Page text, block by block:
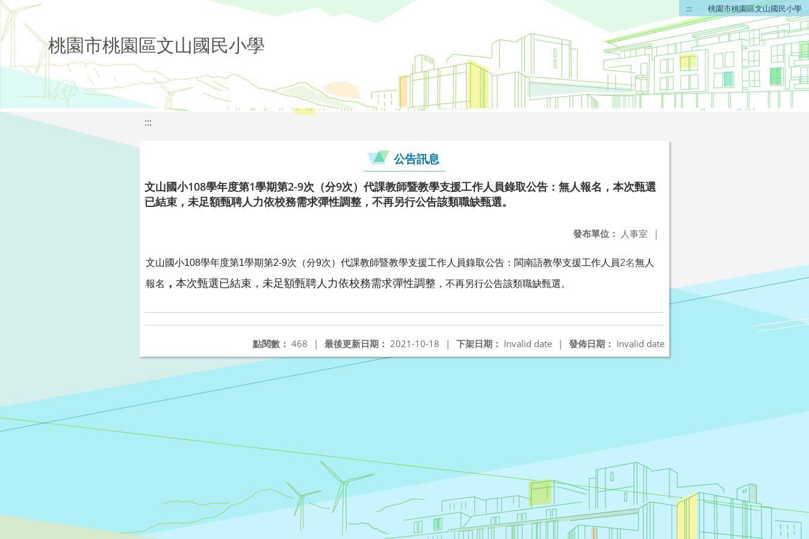
::: 桃園市桃園區文山國民小學
桃園市桃園區文山國民小學
:::
公告訊息
文山國小108學年度第1學期第2-9次（分9次）代課教師暨教學支援工作人員錄取公告：無人報名，本次甄選
已結束，未足額甄聘人力依校務需求彈性調整，不再另行公告該類職缺甄選。
發布單位： 人事室 |
文山國小108學年度第1學期第2-9次（分9次）代課教師暨教學支援工作人員錄取公告： 閩南語教學支援工作人員2名無人
報名 ， 本次甄選已結束，未足額甄聘人力依校務需求彈性調整 ，不再另行公告該類職缺甄選。
發佈日期： Invalid date
下架日期： Invalid date |
最後更新日期： 2021-10-18 |
點閱數： 468 |